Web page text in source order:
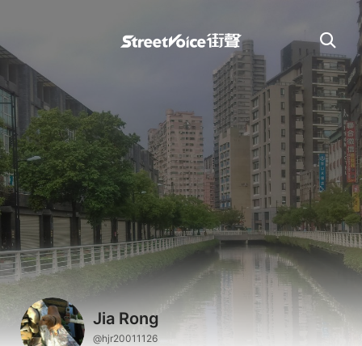
Jia Rong
@hjr20011126